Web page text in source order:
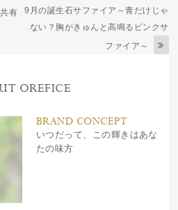
有
9月の誕生石サファイア～青だけじゃ
ない？胸がきゅんと高鳴るピンクサ
ファイア～
OREFICE
BRAND CONCEPT
いつだって、この輝きはあな
たの味方